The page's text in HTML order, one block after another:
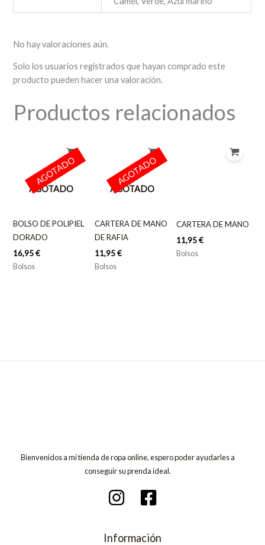
No hay valoraciones aún.
Solo los usuarios registrados que hayan comprado este
producto pueden hacer una valoración.
Productos relacionados
AGOTADO
BOLSO DE POLIPIEL
DORADO
16,95€
Bolsos
AGOTADO
AGOTADO
CARTERA DE MANO
DE RAFIA
11,95€
Bolsos
AGOTADO
CARTERA DE MANO
11,95€
Bolsos
Bienvenidos a mi tienda de ropa online, espero poder ayudarles a
conseguir su prenda ideal.
Información